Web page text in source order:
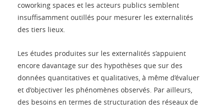
coworking spaces et les acteurs publics semblent
insuffisamment outillés pour mesurer les externalités
des tiers lieux.
Les études produites sur les externalités s’appuient
encore davantage sur des hypothèses que sur des
données quantitatives et qualitatives, à même d’évaluer
et d’objectiver les phénomènes observés. Par ailleurs,
des besoins en termes de structuration des réseaux de